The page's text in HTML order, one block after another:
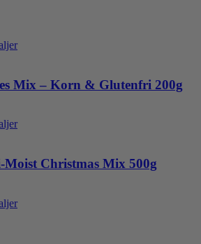
Mix – Korn & Glutenfri 200g
Moist Christmas Mix 500g